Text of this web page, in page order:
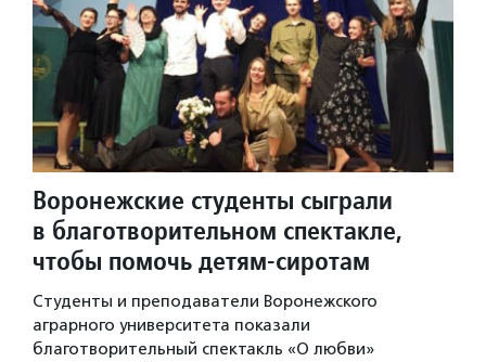
Воронежские студенты сыграли
в благотворительном спектакле,
чтобы помочь детям-сиротам
Студенты и преподаватели Воронежского
аграрного университета показали
благотворительный спектакль «О любви»